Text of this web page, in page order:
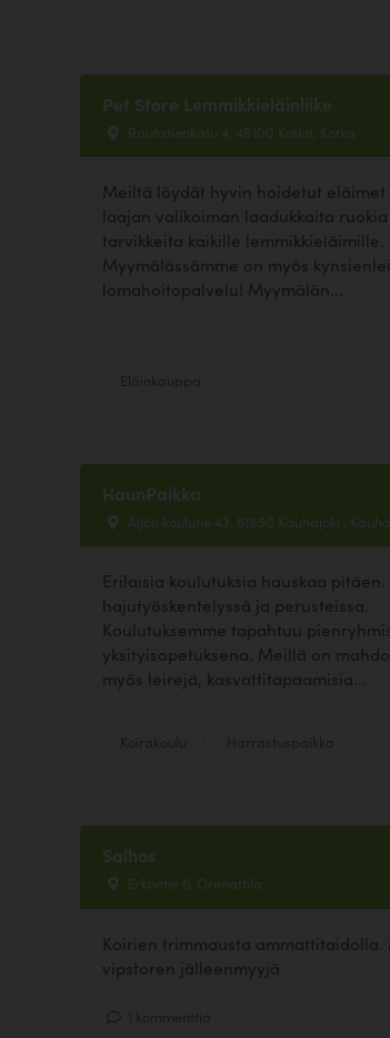
Pet Store Lemmikkieläinliike
Rautatienkatu 4, 48100 Kotka, Kotka
Meiltä löydät hyvin hoidetut eläimet
laajan valikoiman laadukkaita
tarvikkeita kaikille lemmikkieläimille.
Myymälässämme on myös
lomahoitopalvelu! Myymälän...
HaunPaikka
Äijön koulutie 43, 61850 Kauhajoki ,
Erilaisia koulutuksia hauskaa
hajutyöskentelyssä ja perusteissa.
Koulutuksemme tapahtuu
yksityisopetuksena. Meillä on
myös leirejä, kasvattitapaamisia...
Salhos
Erkontie 6, Orimattila
Koirien trimmausta ammattitaidolla.
vipstoren jälleenmyyjä